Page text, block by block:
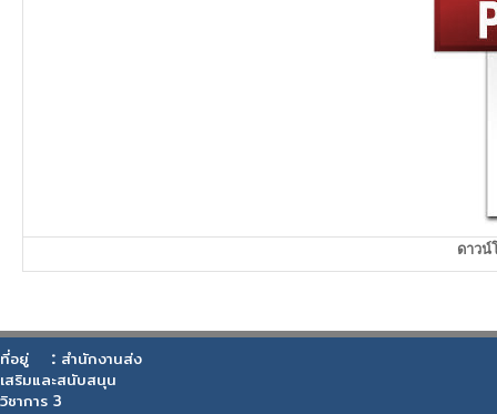
ดาวน์
ที่อยู่ : สำนักงานส่ง
เสริมและสนับสนุน
วิชาการ 3